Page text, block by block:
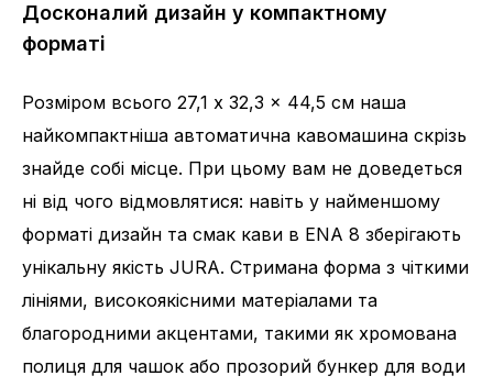
Досконалий дизайн у компактному
форматі
Розміром всього 27,1 x 32,3 x 44,5 см наша
найкомпактніша автоматична кавомашина скрізь
знайде собі місце. При цьому вам не доведеться
ні від чого відмовлятися: навіть у найменшому
форматі дизайн та смак кави в ENA 8 зберігають
унікальну якість JURA. Стримана форма з чіткими
лініями, високоякісними матеріалами та
благородними акцентами, такими як хромована
полиця для чашок або прозорий бункер для води